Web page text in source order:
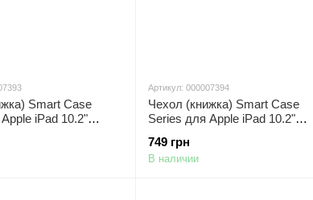
Smart Case
iPad 10.2"
Blue)
Артикул: 000007394
Чехол (книжка) Smart Case
Series для Apple iPad 10.2"
(Красный / Red)
749 грн
В наличии